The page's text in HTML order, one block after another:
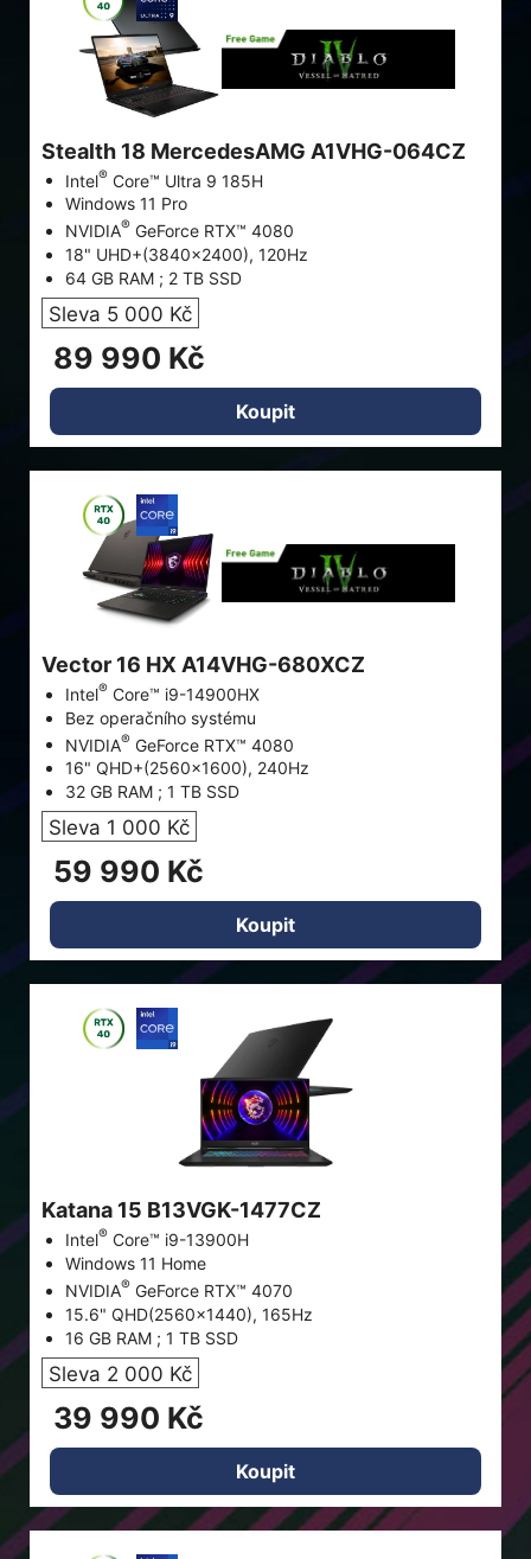
Stealth 18 MercedesAMG A1VHG-064CZ
Intel® Core™ Ultra 9 185H
Windows 11 Pro
NVIDIA® GeForce RTX™ 4080
18" UHD+(3840x2400), 120Hz
64 GB RAM ; 2 TB SSD
Sleva 5 000 Kč
89 990 Kč
Koupit
Vector 16 HX A14VHG-680XCZ
Intel® Core™ i9-14900HX
Bez operačního systému
NVIDIA® GeForce RTX™ 4080
16" QHD+(2560x1600), 240Hz
32 GB RAM ; 1 TB SSD
Sleva 1 000 Kč
59 990 Kč
Koupit
Katana 15 B13VGK-1477CZ
Intel® Core™ i9-13900H
Windows 11 Home
NVIDIA® GeForce RTX™ 4070
15.6" QHD(2560x1440), 165Hz
16 GB RAM ; 1 TB SSD
Sleva 2 000 Kč
39 990 Kč
Koupit